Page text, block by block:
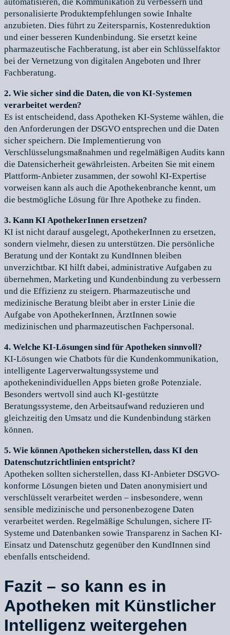
personalisierte Produktempfehlungen sowie Inhalte
anzubieten. Dies führt zu Zeitersparnis, Kostenreduktion
und einer besseren Kundenbindung. Sie ersetzt keine
pharmazeutische Fachberatung, ist aber ein Schlüsselfaktor
bei der Vernetzung von digitalen Angeboten und Ihrer
Fachberatung.
2. Wie sicher sind die Daten, die von KI-Systemen
verarbeitet werden?
Es ist entscheidend, dass Apotheken KI-Systeme wählen, die
den Anforderungen der DSGVO entsprechen und die Daten
sicher speichern. Die Implementierung von
Verschlüsselungsmaßnahmen und regelmäßigen Audits kann
die Datensicherheit gewährleisten. Arbeiten Sie mit einem
Plattform-Anbieter zusammen, der sowohl KI-Expertise
vorweisen kann als auch die Apothekenbranche kennt, um
die bestmögliche Lösung für Ihre Apotheke zu finden.
3. Kann KI ApothekerInnen ersetzen?
KI ist nicht darauf ausgelegt, ApothekerInnen zu ersetzen,
sondern vielmehr, diesen zu unterstützen. Die persönliche
Beratung und der Kontakt zu KundInnen bleiben
unverzichtbar. KI hilft dabei, administrative Aufgaben zu
übernehmen, Marketing und Kundenbindung zu verbessern
und die Effizienz zu steigern. Pharmazeutische und
medizinische Beratung bleibt aber in erster Linie die
Aufgabe von ApothekerInnen, ÄrztInnen sowie
medizinischen und pharmazeutischen Fachpersonal.
4. Welche KI-Lösungen sind für Apotheken sinnvoll?
KI-Lösungen wie Chatbots für die Kundenkommunikation,
intelligente Lagerverwaltungssysteme und
apothekenindividuellen Apps bieten große Potenziale.
Besonders wertvoll sind auch KI-gestützte
Beratungssysteme, den Arbeitsaufwand reduzieren und
gleichzeitig den Umsatz und die Kundenbindung stärken
können.
5. Wie können Apotheken sicherstellen, dass KI den
Datenschutzrichtlinien entspricht?
Apotheken sollten sicherstellen, dass KI-Anbieter DSGVO-
konforme Lösungen bieten und Daten anonymisiert und
verschlüsselt verarbeitet werden – insbesondere, wenn
sensible medizinische und personenbezogene Daten
verarbeitet werden. Regelmäßige Schulungen, sichere IT-
Systeme und Datenbanken sowie Transparenz in Sachen KI-
Einsatz und Datenschutz gegenüber den KundInnen sind
ebenfalls entscheidend.
Fazit – so kann es in
Apotheken mit Künstlicher
Intelligenz weitergehen